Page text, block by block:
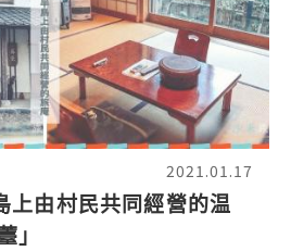
2021.01.17
上由村民共同經營的温
」